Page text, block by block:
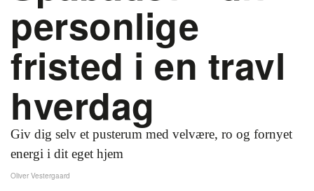
personlige
fristed i en travl
hverdag
Giv dig selv et pusterum med velvære, ro og fornyet
energi i dit eget hjem
Oliver Vestergaard